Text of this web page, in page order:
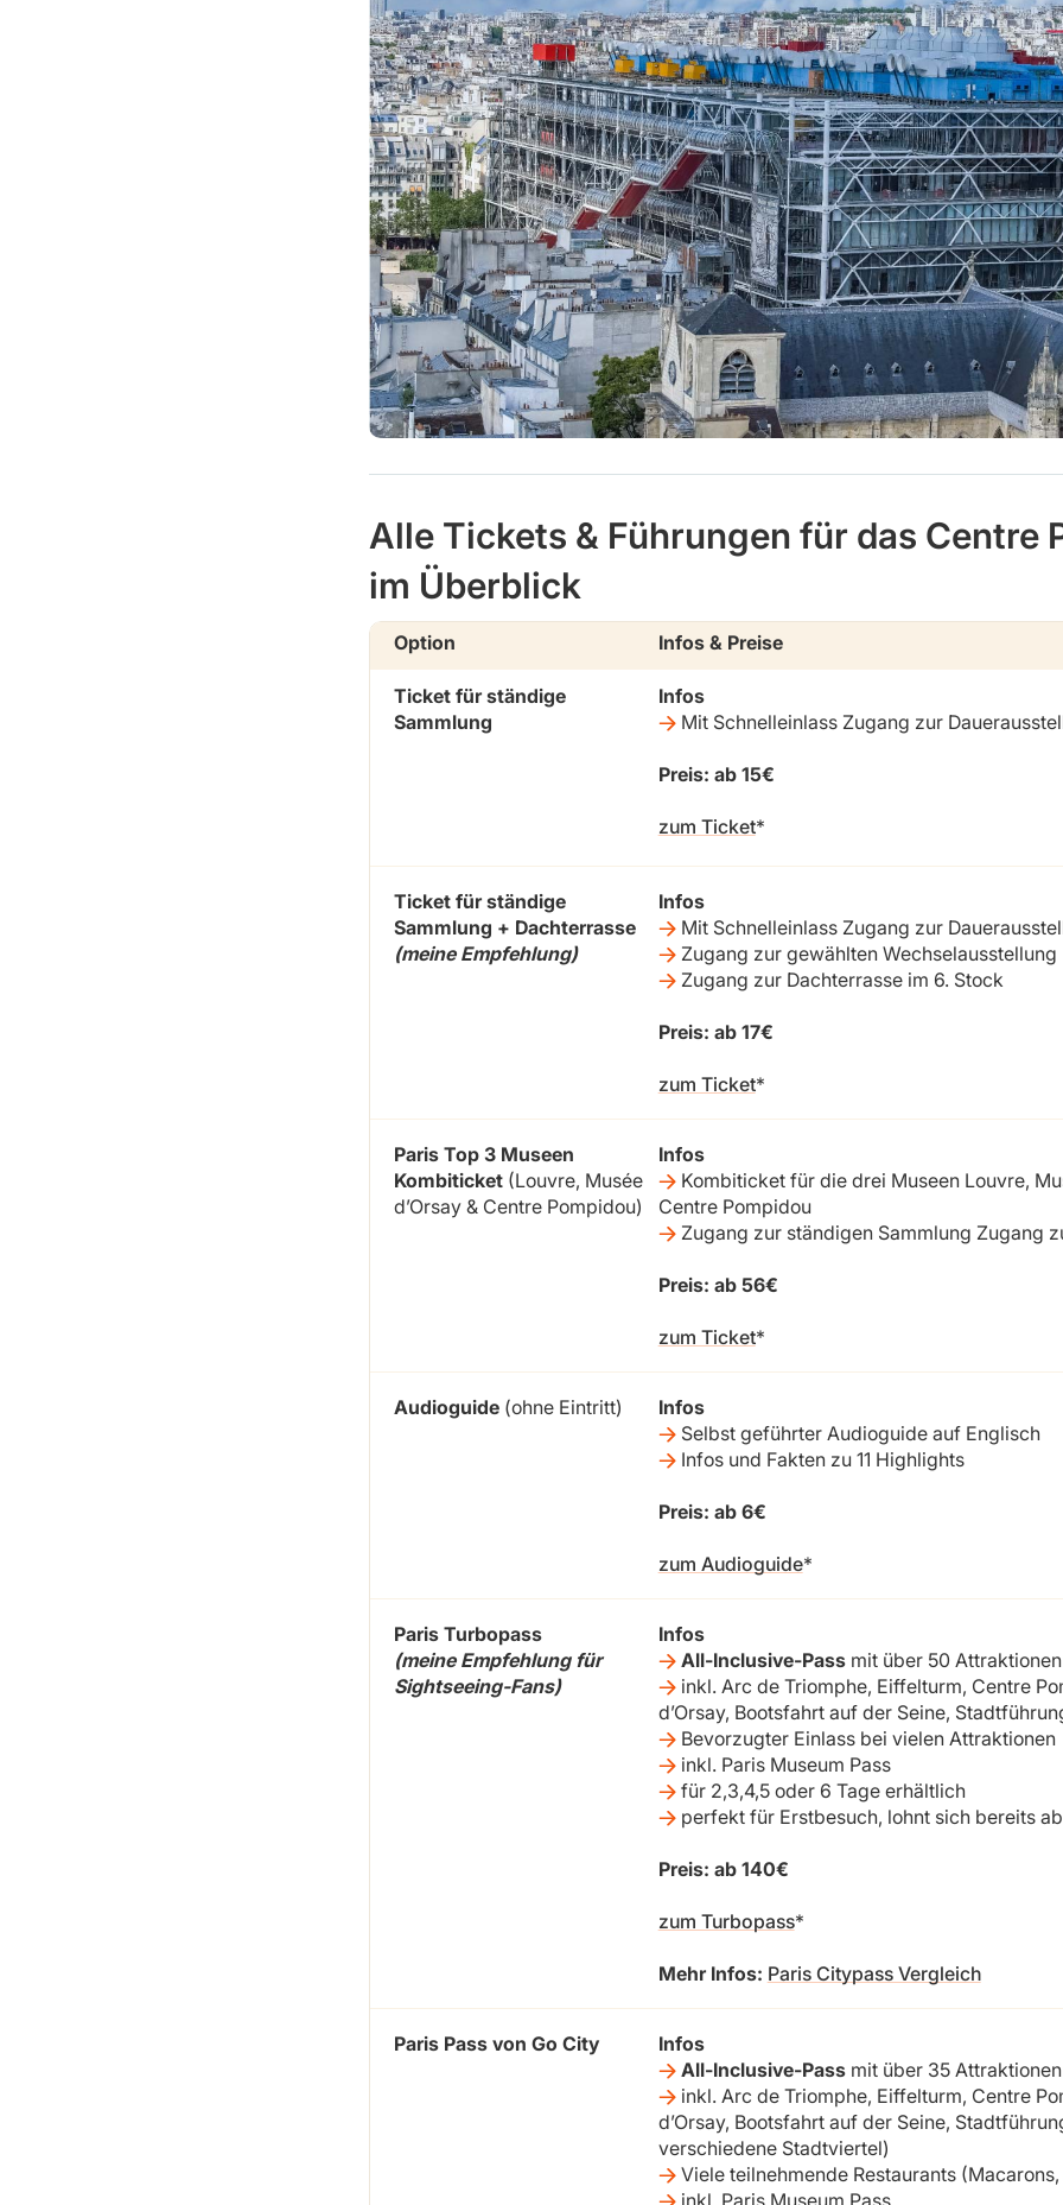
Alle Tickets & Führungen für das Centre
im Überblick
Option Infos & Preise
Ticket für ständige
Sammlung
Infos
Mit Schnelleinlass Zugang zur
Preis: ab 15€
zum Ticket
Ticket für ständige
Sammlung + Dachterrasse
(meine Empfehlung)
Infos
Mit Schnelleinlass Zugang zur
Zugang zur gewählten Wechselausstellung
Zugang zur Dachterrasse im 6. Stock
Preis: ab 17€
zum Ticket
Paris Top 3 Museen
Kombiticket(Louvre, Musée
d’Orsay & Centre Pompidou)
Infos
Kombiticket für die drei Museen Louvre,
Centre Pompidou
Zugang zur ständigen Sammlung Zugang
Preis: ab 56€
zum Ticket
Audioguide(ohne Eintritt)
Infos
Selbst geführter Audioguide auf Englisch
Infos und Fakten zu 11 Highlights
Preis: ab 6€
zum Audioguide
Paris Turbopass
(meine Empfehlung für
Sightseeing-Fans)
Infos
All-Inclusive-Passmit über 50
inkl. Arc de Triomphe, Eiffelturm, Centre
d’Orsay, Bootsfahrt auf der Seine,
Bevorzugter Einlass bei vielen Attraktionen
inkl. Paris Museum Pass
für 2,3,4,5 oder 6 Tage erhältlich
perfekt für Erstbesuch, lohnt sich bereits
Preis: ab 140€
zum Turbopass
Mehr Infos: Paris Citypass Vergleich
Paris Pass von Go City
Infos
All-Inclusive-Passmit über 35
inkl. Arc de Triomphe, Eiffelturm, Centre
d’Orsay, Bootsfahrt auf der Seine,
verschiedene Stadtviertel)
Viele teilnehmende Restaurants
inkl. Paris Museum Pass